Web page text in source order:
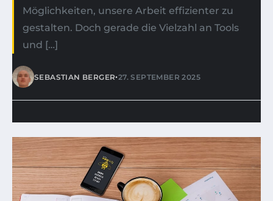
Möglichkeiten, unsere Arbeit effizienter zu
gestalten. Doch gerade die Vielzahl an Tools
und […]
SEBASTIAN BERGER•27. SEPTEMBER 2025